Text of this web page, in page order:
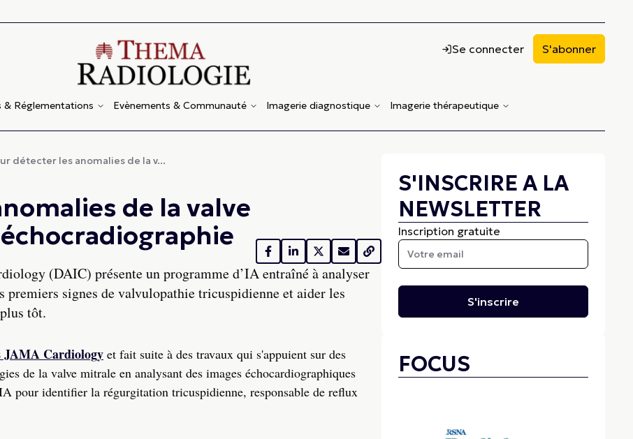
Se connecter S'abonner
& Réglementations Evènements & Communauté Imagerie diagnostique Imagerie thérapeutique
détecter les anomalies de la v...
de la valve
(DAIC) présente un programme d’IA entraîné à analyser
premiers signes de valvulopathie tricuspidienne et aider les
tôt.
JAMA Cardiology et fait suite à des travaux qui s'appuient sur des
de la valve mitrale en analysant des images échocardiographiques
pour identifier la régurgitation tricuspidienne, responsable de reflux
S'INSCRIRE A LA
NEWSLETTER
Inscription gratuite
S'inscrire
FOCUS